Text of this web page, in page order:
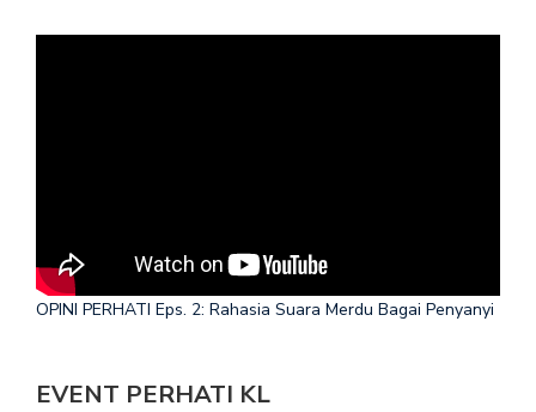
OPINI PERHATI Eps. 2: Rahasia Suara Merdu Bagai Penyanyi
EVENT PERHATI KL